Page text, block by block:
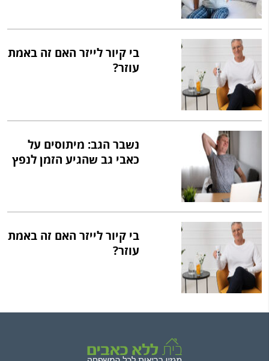
בי קיור לייזר האם זה באמת
עוזר?
נשבר הגב: מיתוסים על
כאבי גב שהגיע הזמן לנפץ
בי קיור לייזר האם זה באמת
עוזר?